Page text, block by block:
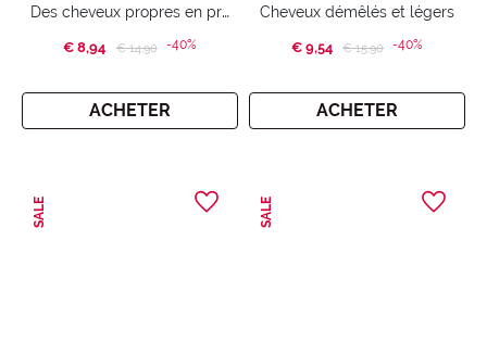
Des cheveux propres en profondeur
€ 8,94 Price reduced from
€ 14,90to-40%
ACHETER
Cheveux démêlés et légers
€ 9,54 Price reduced from
€ 15,90to-40%
ACHETER
SALE SALE